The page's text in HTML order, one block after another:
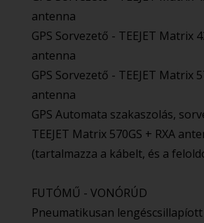
antenna
GPS Sorvezető - TEEJET Matrix
antenna
GPS Sorvezető - TEEJET Matrix
antenna
GPS Automata szakaszolás,
TEEJET Matrix 570GS + RXA
(tartalmazza a kábelt, és a
FUTÓMŰ - VONÓRÚD
Pneumatikusan